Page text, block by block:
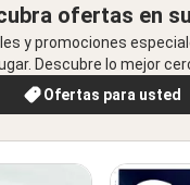
ofertas en
y promociones
Descubre lo mejor
Ofertas para usted